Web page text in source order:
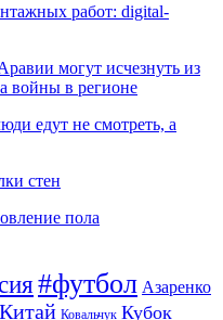
работ: digital-
могут исчезнуть из
войны в регионе
едут не смотреть, а
стен
пола
#футбол Азаренко
Китай Ковальчук Кубок